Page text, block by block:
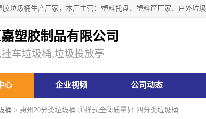
塑胶制品有限公司
车垃圾桶,垃圾投放亭
心 企业视频 公司动态
桶 > 惠州20分类垃圾桶 ①样式全②质量好 四分类垃圾桶